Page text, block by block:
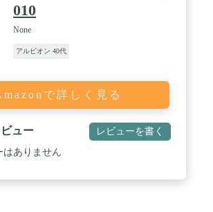
010
None
アルビオン 40代
で詳しく見る
ュー レビューを書く
はありません